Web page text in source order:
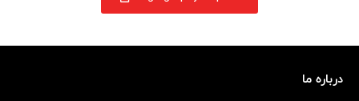
درباره ما